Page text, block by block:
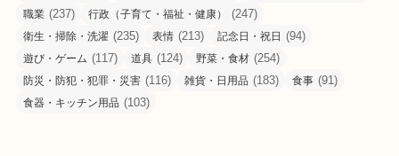
職業 (237) 行政（子育て・福祉・健康） (247)
衛生・掃除・洗濯 (235) 表情 (213) 記念日・祝日 (94)
遊び・ゲーム (117) 道具 (124) 野菜・食材 (254)
防災・防犯・犯罪・災害 (116) 雑貨・日用品 (183) 食事 (91)
食器・キッチン用品 (103)